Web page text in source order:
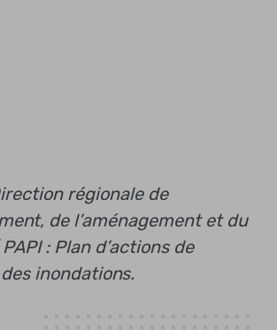
régionale de
de l’aménagement et du
: Plan d’actions de
inondations.